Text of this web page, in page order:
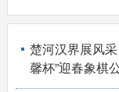
楚河汉界展风
馨杯”迎春象棋